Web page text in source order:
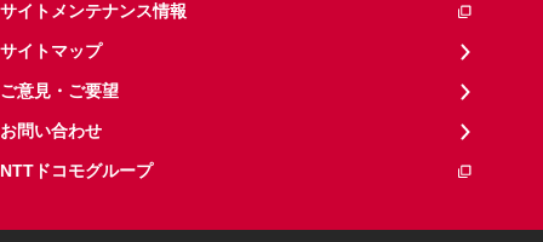
サイトメンテナンス情報
サイトマップ
ご意見・ご要望
お問い合わせ
NTTドコモグループ